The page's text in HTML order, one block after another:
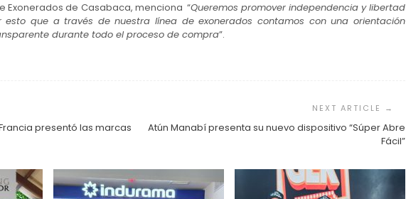
Exonerados de Casabaca, menciona “Queremos promover independencia y libertad
esto que a través de nuestra línea de exonerados contamos con una orientación
durante todo el proceso de compra”.
presentó las marcas
Atún Manabí presenta su nuevo dispositivo “Súper Abre
Fácil”